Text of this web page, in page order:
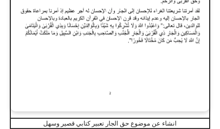
انشاء عن موضوع حق الجار تعبير كتابي قصير وسهل